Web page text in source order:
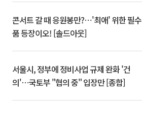
콘서트 갈 때 응원봉만?⋯'최애' 위한 필수
품 등장이오! [솔드아웃]
서울시, 정부에 정비사업 규제 완화 '건
의'⋯국토부 "협의 중" 입장만 [종합]